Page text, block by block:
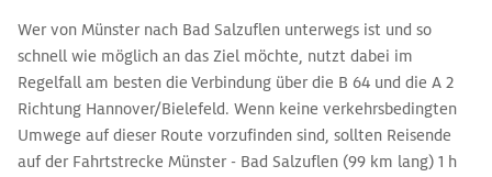
Wer von Münster nach Bad Salzuflen unterwegs ist und so
schnell wie möglich an das Ziel möchte, nutzt dabei im
Regelfall am besten die Verbindung über die B 64 und die A 2
Richtung Hannover/Bielefeld. Wenn keine verkehrsbedingten
Umwege auf dieser Route vorzufinden sind, sollten Reisende
auf der Fahrtstrecke Münster - Bad Salzuflen (99 km lang) 1 h